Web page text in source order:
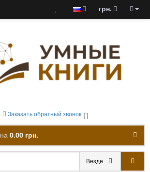
грн.
Заказать обратный звонок
на 0.00 грн.
Везде